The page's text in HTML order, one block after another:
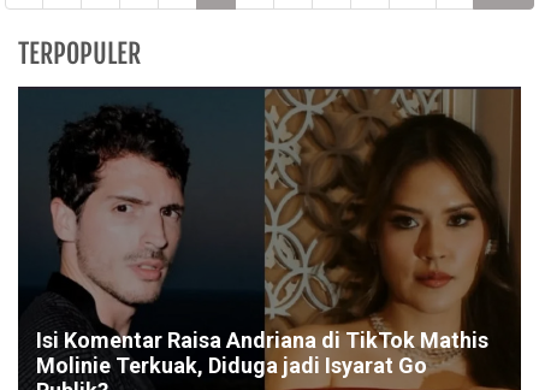
TERPOPULER
Isi Komentar Raisa Andriana di TikTok Mathis
Molinie Terkuak, Diduga jadi Isyarat Go